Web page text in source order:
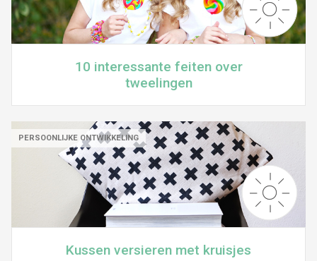
10 interessante feiten over
tweelingen
PERSOONLIJKE ONTWIKKELING
Kussen versieren met kruisjes